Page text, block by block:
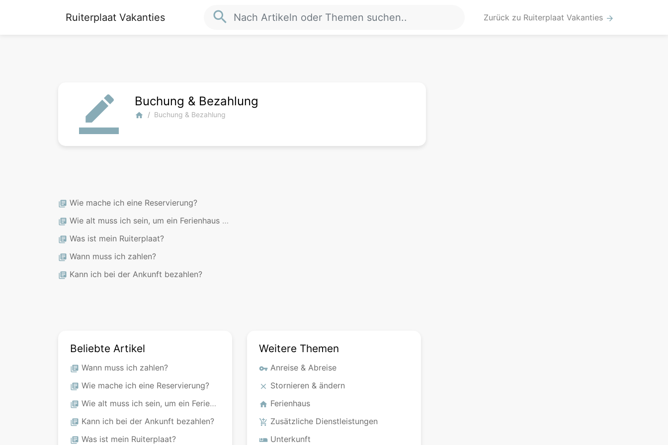
Ruiterplaat Vakanties search Zurück zu Ruiterplaat Vakanties arrow_forward
border_color Buchung & Bezahlung
home Buchung & Bezahlung
library_books Wie mache ich eine Reservierung?
library_books Wie alt muss ich sein, um ein Ferienhaus zu buchen?
library_books Was ist mein Ruiterplaat?
library_books Wann muss ich zahlen?
library_books Kann ich bei der Ankunft bezahlen?
Beliebte Artikel
library_books Wann muss ich zahlen?
library_books Wie mache ich eine Reservierung?
library_books Wie alt muss ich sein, um ein Ferienhaus zu buchen?
library_books Kann ich bei der Ankunft bezahlen?
library_books Was ist mein Ruiterplaat?
Weitere Themen
vpn_key Anreise & Abreise
clear Stornieren & ändern
home Ferienhaus
add_shopping_cart Zusätzliche Dienstleistungen
airline_seat_individual_suite Unterkunft